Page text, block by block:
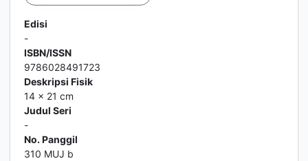
Edisi
-
ISBN/ISSN
9786028491723
Deskripsi Fisik
14 x 21 cm
Judul Seri
-
No. Panggil
310 MUJ b